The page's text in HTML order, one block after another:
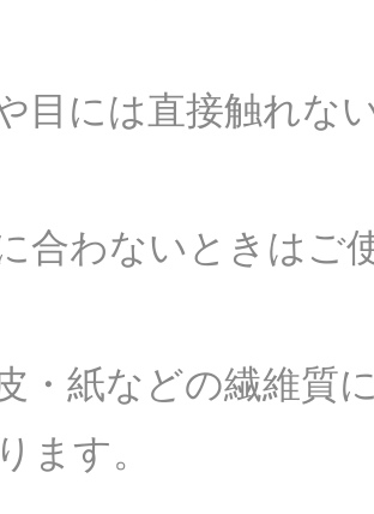
目には直接触れな
合わないときは
・紙などの繊維質
ます。